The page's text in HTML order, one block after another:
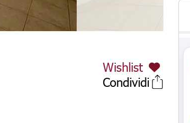
Wishlist
Condividi